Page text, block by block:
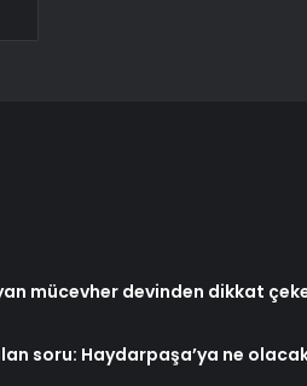
mücevher devinden dikkat
soru: Haydarpaşa’ya ne